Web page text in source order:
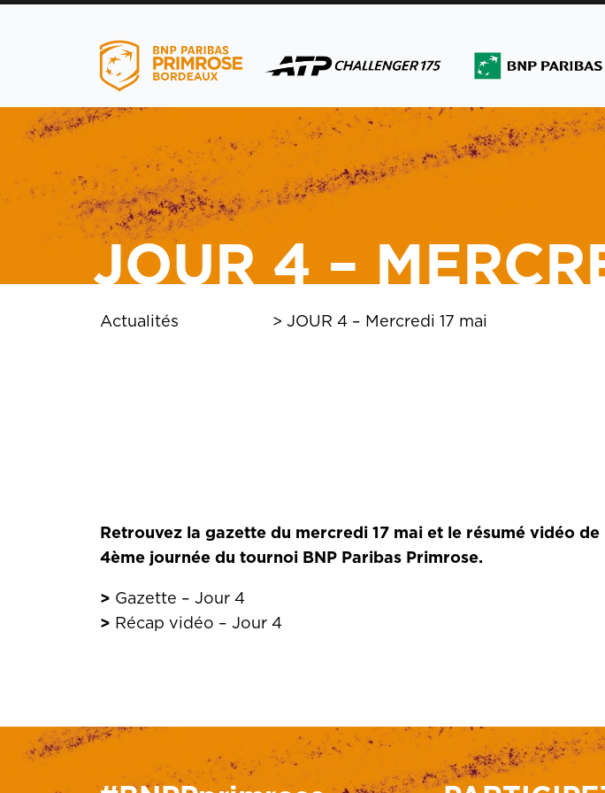
JOUR 4 –
Actualités > JOUR 4 – Mercredi 17 mai
Retrouvez la gazette du mercredi 17 mai et le résumé vidéo de
4ème journée du tournoi BNP Paribas Primrose.
> Gazette – Jour 4
> Récap vidéo – Jour 4